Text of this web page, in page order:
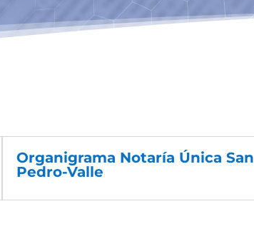
Organigrama Notaría Única San
Pedro-Valle